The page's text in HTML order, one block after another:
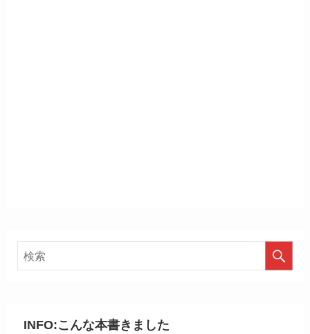
INFO:こんな本書きました